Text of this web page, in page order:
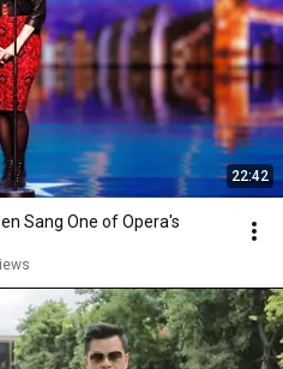
22:42
Sang One of Opera's